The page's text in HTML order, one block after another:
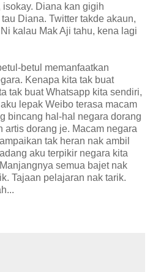
Diana kan gigih
Diana. Twitter takde akaun,
kalau Mak Aji tahu, kena lagi
betul memanfaatkan
Kenapa kita tak buat
tak buat Whatsapp kita sendiri,
lepak Weibo terasa macam
bincang hal-hal negara dorang
artis dorang je. Macam negara
tak heran nak ambil
aku terpikir negara kita
semua bajet nak
Tajaan pelajaran nak tarik.